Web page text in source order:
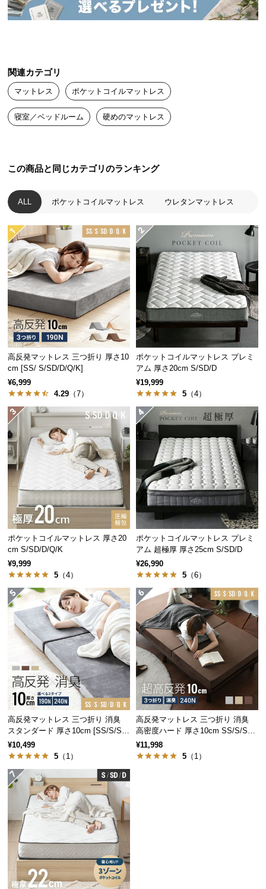
送
料
て
大
型
配
に
つ
い
て
中
型
品
の
配
送
に
つ
い
て
型
商
品
の
配
送
に
つ
い
て
開
設
置
ー
ビ
ス
に
つ
て
搬
経
路
に
つ
い
て
人生の大切な一部分。 いつもの睡眠をより上質に、
もっと贅沢な時間に変えるプレミアムなマットレス
安定感のある20㎝の厚み
マットレスは厚みが増すほどにクッション性が上が
り、大柄な方でも底に付く心配がありません。
こだわりの8層構造
8層もの内部構造が高いクッション性や耐久性を生み
出し、しっかりと体圧を分散します。
身体を支える高密度ウレタン
密度の高い2㎝のウレタンが底付き感を無くし、ふっ
くらとしたクッション性を生み出します。
ウレタンの厚み
質の高い眠りを生むポケットコイル
コイルの数を増やすことでフィット感UP！一つ一つ
のコイルが身体を「点」で支えてくれます。
関連カテゴリ
マットレス ポケットコイルマットレス
寝室／ベッドルーム 硬めのマットレス
この商品と同じカテゴリのランキング
ALL ポケットコイルマットレス ウレタンマットレス
高反発マットレス 三つ折り 厚さ10
cm [SS/ S/SD/D/Q/K]
¥6,999
4.29 （7）
ポケットコイルマットレス プレミ
アム 厚さ20cm S/SD/D
¥19,999
5 （4）
ポケットコイルマットレス 厚さ20
cm S/SD/D/Q/K
¥9,999
5 （4）
ポケットコイルマットレス プレミ
アム 超極厚 厚さ25cm S/SD/D
¥26,990
5 （6）
高反発マットレス 三つ折り 消臭
スタンダード 厚さ10cm [SS/S/SD/
D/Q/K]
¥10,499
5 （1）
高反発マットレス 三つ折り 消臭
高密度ハード 厚さ10cm SS/S/SD/
D/Q/K
¥11,998
5 （1）